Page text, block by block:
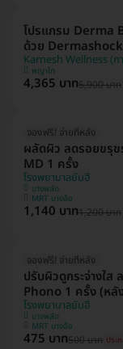
โปรแกรม Derma
ด้วย
Karnesh Wellness (ก
พญาไท
4,365 บาท5,900 บาท
จองฟรี! จ่ายทีหลัง
ผลัดผิว ลดรอยขรุข
MD 1 ครั้ง
โรงพยาบาลยันฮี
บางพลัด
MRT บางอ้อ
1,140 บาท1,200 บาท
จองฟรี! จ่ายทีหลัง
ปรับผิวดูกระจ่างใส
Phono 1 ครั้ง (หลั
โรงพยาบาลยันฮี
บางพลัด
MRT บางอ้อ
475 บาท500 บาท ประ